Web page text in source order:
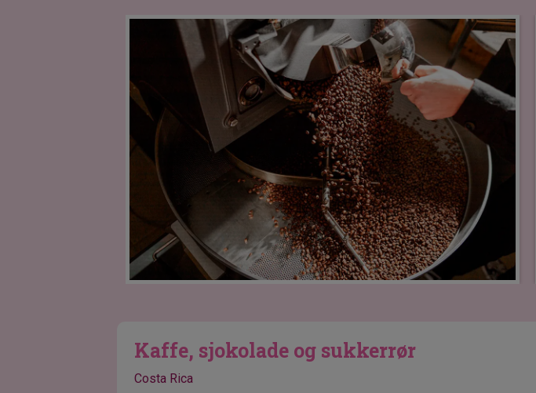
Kaffe, sjokolade og sukkerrør
Costa Rica